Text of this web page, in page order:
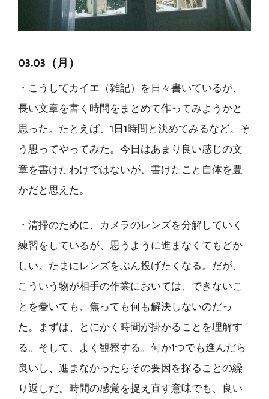
03.03（月）
・こうしてカイエ（雑記）を日々書いているが、
長い文章を書く時間をまとめて作ってみようかと
思った。たとえば、1日1時間と決めてみるなど。そ
う思ってやってみた。今日はあまり良い感じの文
章を書けたわけではないが、書けたこと自体を豊
かだと思えた。
・清掃のために、カメラのレンズを分解していく
練習をしているが、思うように進まなくてもどか
しい。たまにレンズをぶん投げたくなる。だが、
こういう物が相手の作業においては、できないこ
とを憂いても、焦っても何も解決しないのだっ
た。まずは、とにかく時間が掛かることを理解す
る。そして、よく観察する。何か1つでも進んだら
良いし、進まなかったらその要因を探ることの繰
り返しだ。時間の感覚を捉え直す意味でも、良い